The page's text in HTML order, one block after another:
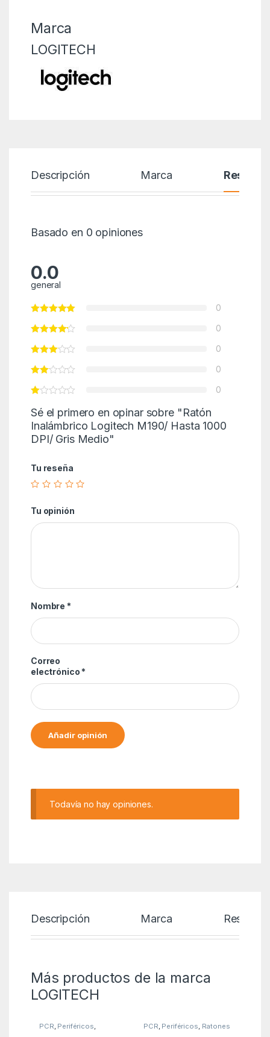
Marca
LOGITECH
Descripción Marca Reseñas
Basado en 0 opiniones
0.0
general
0
0
0
0
0
Sé el primero en opinar sobre "Ratón
Inalámbrico Logitech M190/ Hasta 1000
DPI/ Gris Medio"
Tu reseña
Tu opinión
Nombre *
Correo
electrónico *
Todavía no hay opiniones.
Descripción Marca Reseñas
Más productos de la marca
LOGITECH
PCR, Periféricos, PCR, Periféricos, Ratones